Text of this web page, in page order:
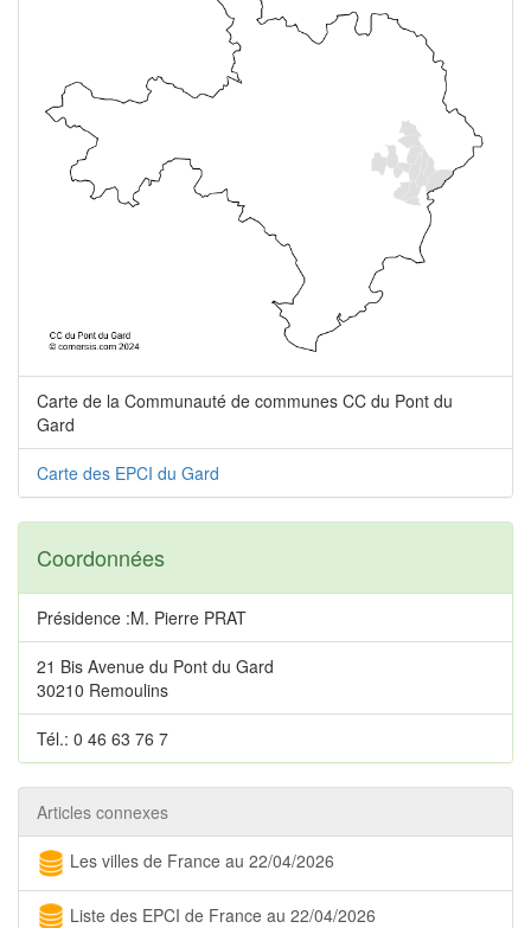
Carte de la Communauté de communes CC du Pont du
Gard
Carte des EPCI du Gard
Coordonnées
Présidence :M. Pierre PRAT
21 Bis Avenue du Pont du Gard
30210 Remoulins
Tél.: 0 46 63 76 7
Articles connexes
Les villes de France au 22/04/2026
Liste des EPCI de France au 22/04/2026